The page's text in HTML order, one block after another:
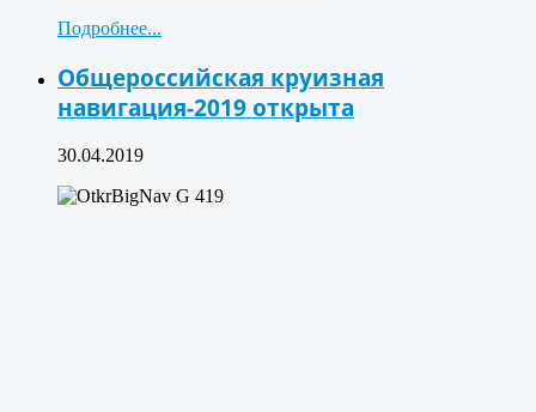
Подробнее...
Общероссийская круизная
навигация-2019 открыта
30.04.2019